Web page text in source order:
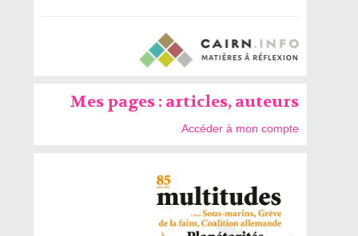
Mes pages : articles, auteurs
Accéder à mon compte